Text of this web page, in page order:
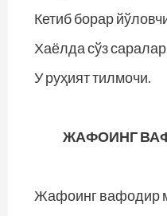
Кетиб борар
Хаёлда сўз
У руҳият тилмочи.
ЖАФОИНГ
Жафоинг вафодир